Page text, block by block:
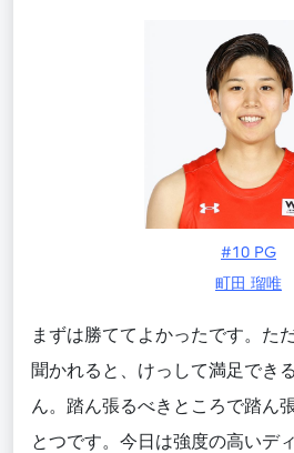
#10 PG
町田 瑠唯
まずは勝ててよかったです。た
聞かれると、けっして満足でき
ん。踏ん張るべきところで踏ん
とつです。今日は強度の高いデ